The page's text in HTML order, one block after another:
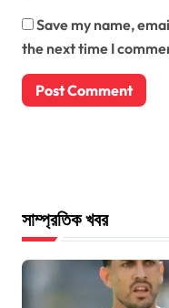
Save my name,
the next time I
সাম্প্রতিক খবর